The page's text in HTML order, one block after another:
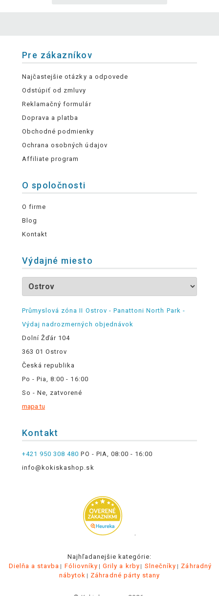
Pre zákazníkov
Najčastejšie otázky a odpovede
Odstúpiť od zmluvy
Reklamačný formulár
Doprava a platba
Obchodné podmienky
Ochrana osobných údajov
Affiliate program
O spoločnosti
O firme
Blog
Kontakt
Výdajné miesto
Průmyslová zóna II Ostrov - Panattoni North Park -
Výdaj nadrozmerných objednávok
Dolní Žďár 104
363 01 Ostrov
Česká republika
Po - Pia, 8:00 - 16:00
So - Ne, zatvorené
mapa tu
Kontakt
+421 950 308 480 PO - PIA, 08:00 - 16:00
info@kokiskashop.sk
.
Najhľadanejšie kategórie:
Dielňa a stavba
Fóliovníky Grily a krby Slnečníky
Záhradný
nábytok
Záhradné párty stany